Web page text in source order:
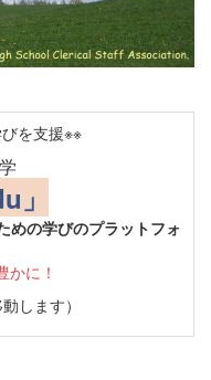
を支援※※
」
めの学びのプラットフォ
かに！
します）